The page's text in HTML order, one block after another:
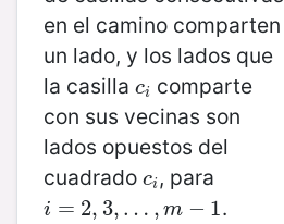
en el camino comparten
un lado, y los lados que
la casilla ci
ci comparte
con sus vecinas son
lados opuestos del
cuadrado ci
ci, para
i = 2, 3, … , m − 1
i=2 3, …, m − 1
.